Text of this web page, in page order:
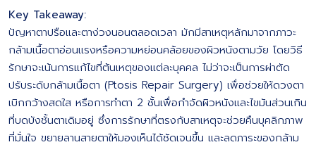
Key Takeaway:
ปัญหาตาปรือและตาง่วงนอนตลอดเวลา มักมีสาเหตุหลักมาจากภาวะ
กล้ามเนื้อตาอ่อนแรงหรือความหย่อนคล้อยของผิวหนังตามวัย โดยวิธี
รักษาจะเน้นการแก้ไขที่ต้นเหตุของแต่ละบุคคล ไม่ว่าจะเป็นการผ่าตัด
ปรับระดับกล้ามเนื้อตา (Ptosis Repair Surgery) เพื่อช่วยให้ดวงตา
เบิกกว้างสดใส หรือการทำตา 2 ชั้นเพื่อกำจัดผิวหนังและไขมันส่วนเกิน
ที่บดบังชั้นตาเดิมอยู่ ซึ่งการรักษาที่ตรงกับสาเหตุจะช่วยคืนบุคลิกภาพ
ที่มั่นใจ ขยายลานสายตาให้มองเห็นได้ชัดเจนขึ้น และลดภาระของกล้าม